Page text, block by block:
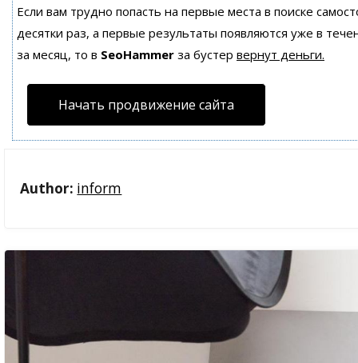
Если вам трудно попасть на первые места в поиске
десятки раз, а первые результаты появляются уже в
за месяц, то в SeoHammer за бустер вернут деньги.
Начать продвижение сайта
Author: inform